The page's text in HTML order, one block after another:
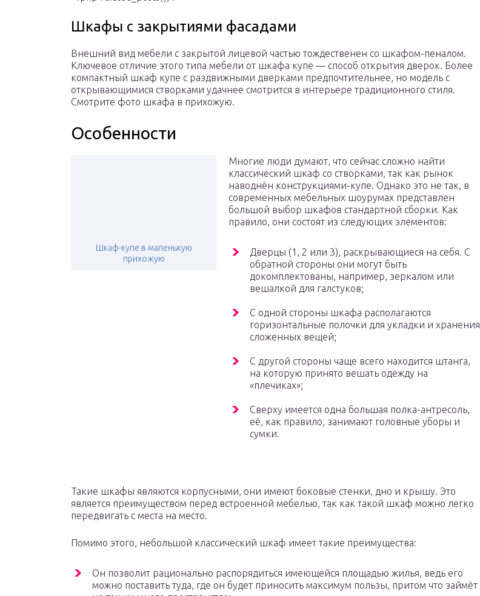
Шкафы с закрытиями фасадами
Внешний вид мебели с закрытой лицевой частью тождественен со шкафом-пеналом.
Ключевое отличие этого типа мебели от шкафа купе — способ открытия дверок. Более
компактный шкаф купе с раздвижными дверками предпочтительнее, но модель с
открывающимися створками удачнее смотрится в интерьере традиционного стиля.
Смотрите фото шкафа в прихожую.
Особенности
Шкаф-купе в маленькую
прихожую
Многие люди думают, что сейчас сложно найти
классический шкаф со створками, так как рынок
наводнён конструкциями-купе. Однако это не так, в
современных мебельных шоурумах представлен
большой выбор шкафов стандартной сборки. Как
правило, они состоят из следующих элементов:
Дверцы (1, 2 или 3), раскрывающиеся на себя. С
обратной стороны они могут быть
докомплектованы, например, зеркалом или
вешалкой для галстуков;
С одной стороны шкафа располагаются
горизонтальные полочки для укладки и хранения
сложенных вещей;
С другой стороны чаще всего находится штанга,
на которую принято вешать одежду на
«плечиках»;
Сверху имеется одна большая полка-антресоль,
её, как правило, занимают головные уборы и
сумки.
Такие шкафы являются корпусными, они имеют боковые стенки, дно и крышу. Это
является преимуществом перед встроенной мебелью, так как такой шкаф можно легко
передвигать с места на место.
Помимо этого, небольшой классический шкаф имеет такие преимущества:
Он позволит рационально распорядиться имеющейся площадью жилья, ведь его
можно поставить туда, где он будет приносить максимум пользы, притом что займёт